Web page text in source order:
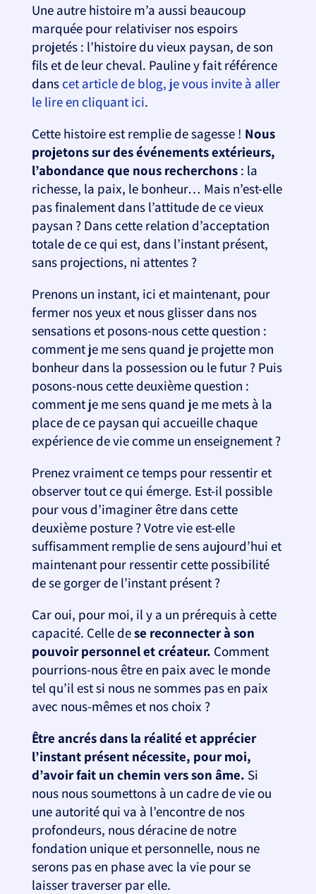
Une autre histoire m’a aussi beaucoup
marquée pour relativiser nos espoirs
projetés : l’histoire du vieux paysan, de son
fils et de leur cheval. Pauline y fait référence
danscet article de blog, je vous invite à aller
le lire en cliquant ici.
Cette histoire est remplie de sagesse ! Nous
projetons sur des événements extérieurs,
l’abondance que nous recherchons: la
richesse, la paix, le bonheur… Mais n’est-elle
pas finalement dans l’attitude de ce vieux
paysan ? Dans cette relation d’acceptation
totale de ce qui est, dans l’instant présent,
sans projections, ni attentes ?
Prenons un instant, ici et maintenant, pour
fermer nos yeux et nous glisser dans nos
sensations et posons-nous cette question :
comment je me sens quand je projette mon
bonheur dans la possession ou le futur ? Puis
posons-nous cette deuxième question :
comment je me sens quand je me mets à la
place de ce paysan qui accueille chaque
expérience de vie comme un enseignement ?
Prenez vraiment ce temps pour ressentir et
observer tout ce qui émerge. Est-il possible
pour vous d’imaginer être dans cette
deuxième posture ? Votre vie est-elle
suffisamment remplie de sens aujourd’hui et
maintenant pour ressentir cette possibilité
de se gorger de l’instant présent ?
Car oui, pour moi, il y a un prérequis à cette
capacité. Celle dese reconnecter à son
pouvoir personnel et créateur. Comment
pourrions-nous être en paix avec le monde
tel qu’il est si nous ne sommes pas en paix
avec nous-mêmes et nos choix ?
Être ancrés dans la réalité et apprécier
l’instant présent nécessite, pour moi,
d’avoir fait un chemin vers son âme. Si
nous nous soumettons à un cadre de vie ou
une autorité qui va à l’encontre de nos
profondeurs, nous déracine de notre
fondation unique et personnelle, nous ne
serons pas en phase avec la vie pour se
laisser traverser par elle.